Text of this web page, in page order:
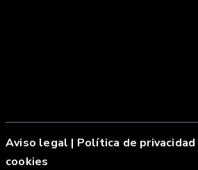
Aviso legal | Política de privacidad
cookies